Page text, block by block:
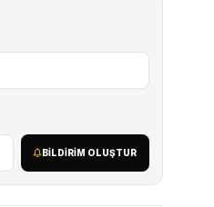
BILDIRIM OLUŞTUR